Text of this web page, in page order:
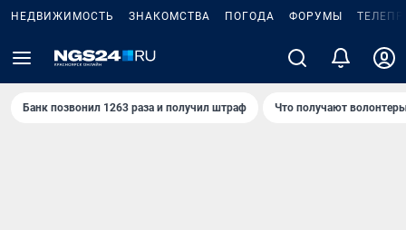
НЕДВИЖИМОСТЬ ЗНАКОМСТВА ПОГОДА ФОРУМЫ
Банк позвонил 1263 раза и получил штраф Что получают